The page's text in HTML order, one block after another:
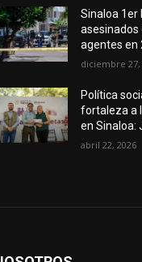
Sinaloa 1er
asesinados
agentes en
diciembre 27,
Política
fortaleza a
en Sinaloa:
abril 22, 2026